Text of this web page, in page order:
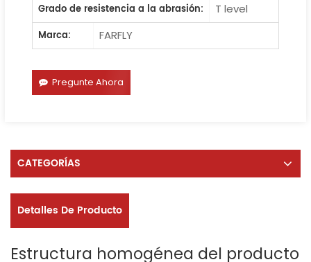
Grado de resistencia a la abrasión:
T level
Marca:
FARFLY
Pregunte Ahora
CATEGORÍAS
Detalles De Producto
Estructura homogénea del producto